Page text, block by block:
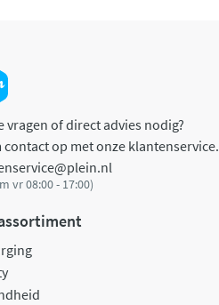
vragen of direct advies nodig?
contact op met onze klantenservice.
vr 08:00 - 17:00)